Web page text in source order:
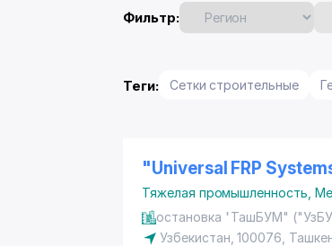
Фильтр:
Теги: Сетки строительные
"Universal FRP
Тяжелая промышленность
остановка "ТашБУМ"
Узбекистан, 100076,